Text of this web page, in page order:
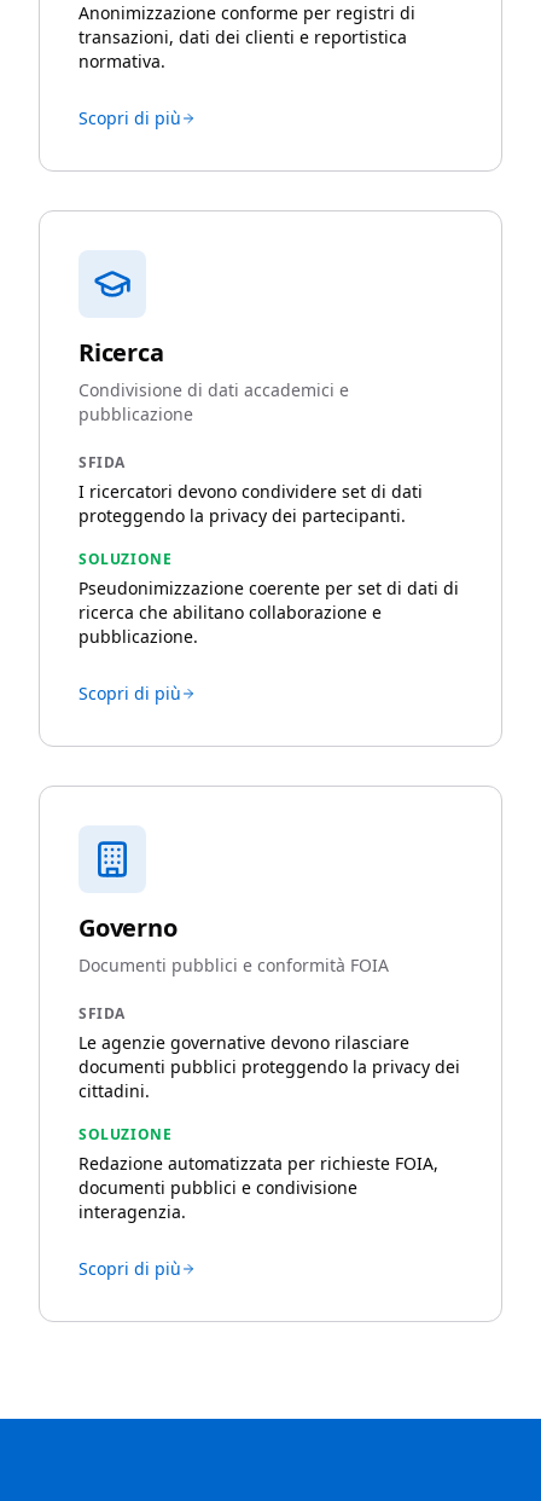
Anonimizzazione conforme per registri di
transazioni, dati dei clienti e reportistica
normativa.
Scopri di più
Ricerca
Condivisione di dati accademici e
pubblicazione
SFIDA
I ricercatori devono condividere set di dati
proteggendo la privacy dei partecipanti.
SOLUZIONE
Pseudonimizzazione coerente per set di dati di
ricerca che abilitano collaborazione e
pubblicazione.
Scopri di più
Governo
Documenti pubblici e conformità FOIA
SFIDA
Le agenzie governative devono rilasciare
documenti pubblici proteggendo la privacy dei
cittadini.
SOLUZIONE
Redazione automatizzata per richieste FOIA,
documenti pubblici e condivisione
interagenzia.
Scopri di più